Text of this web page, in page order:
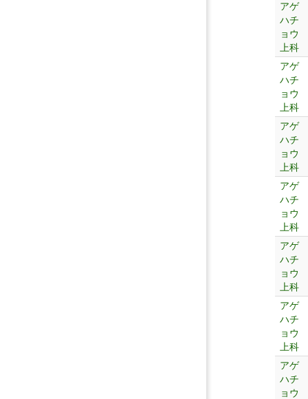
アゲ
ハチ
ョウ
上科
アゲ
ハチ
ョウ
上科
アゲ
ハチ
ョウ
上科
アゲ
ハチ
ョウ
上科
アゲ
ハチ
ョウ
上科
アゲ
ハチ
ョウ
上科
アゲ
ハチ
ョウ